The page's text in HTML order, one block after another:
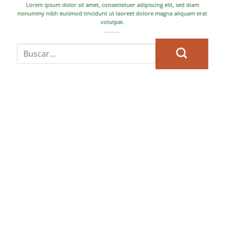
Lorem ipsum dolor sit amet, consectetuer adipiscing elit, sed diam
nonummy nibh euismod tincidunt ut laoreet dolore magna aliquam erat
volutpat.